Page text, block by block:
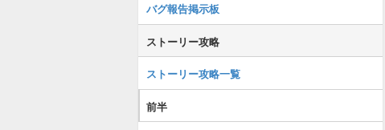
バグ報告掲示板
ストーリー攻略
ストーリー攻略一覧
前半